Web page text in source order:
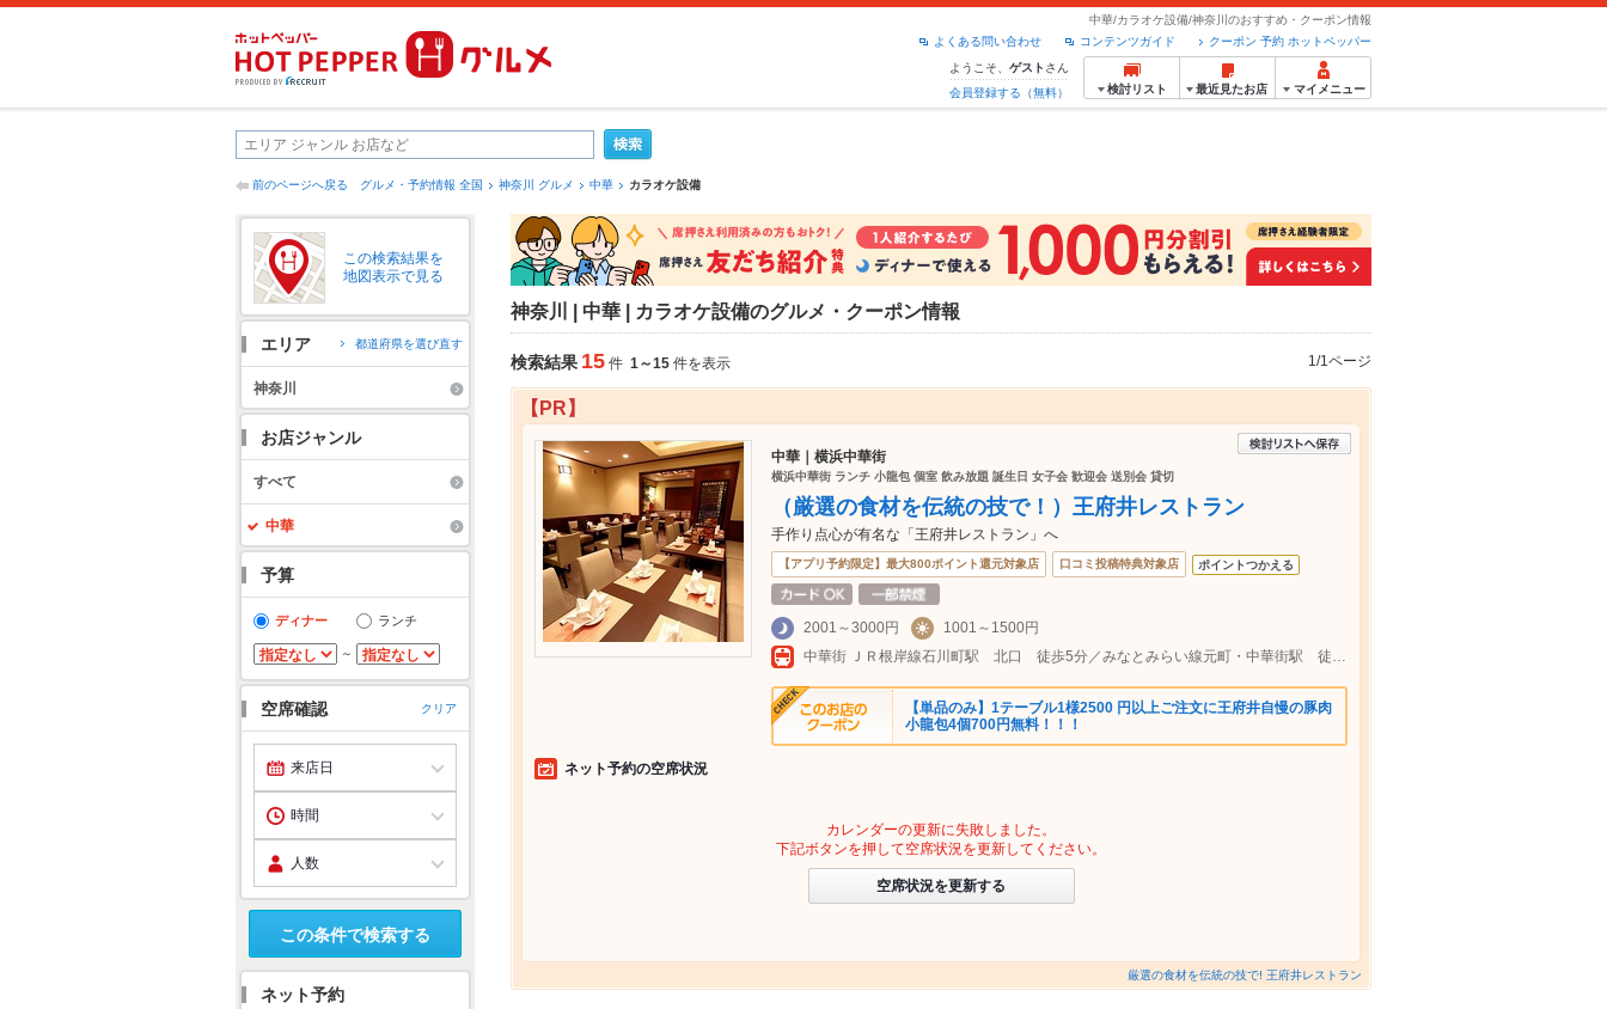
中華/カラオケ設備/神奈川のおすすめ・クーポン情報
クーポン 予約 ホットペッパー
コンテンツガイド
よくある問い合わせ
ようこそ、 ゲスト さん
会員登録する（無料）
検討リスト 最近見たお店 マイメニュー
前のページへ戻る グルメ・予約情報 全国 神奈川 グルメ 中華 カラオケ設備
この検索結果を
地図表示で見る
エリア 都道府県を選び直す
神奈川
お店ジャンル
すべて
中華
予算
ディナー ランチ
～
空席確認 クリア
この条件で検索する
ネット予約
神奈川 | 中華 | カラオケ設備のグルメ・クーポン情報
検索結果 15 件 1～15 件を表示 1/1ページ
【PR】
中華｜横浜中華街
横浜中華街 ランチ 小龍包 個室 飲み放題 誕生日 女子会 歓迎会 送別会 貸切
（厳選の食材を伝統の技で！）王府井レストラン
手作り点心が有名な「王府井レストラン」へ
【アプリ予約限定】最大800ポイント還元対象店 口コミ投稿特典対象店 ポイントつかえる
2001～3000円
1001～1500円
中華街 ＪＲ根岸線石川町駅 北口 徒歩5分／みなとみらい線元町・中華街駅 徒歩3分 加賀警察署の近
【単品のみ】1テーブル1様2500 円以上ご注文に王府井自慢の豚肉
小龍包4個700円無料！！！
ネット予約の空席状況
カレンダーの更新に失敗しました。
下記ボタンを押して空席状況を更新してください。
空席状況を更新する
厳選の食材を伝統の技で! 王府井レストラン